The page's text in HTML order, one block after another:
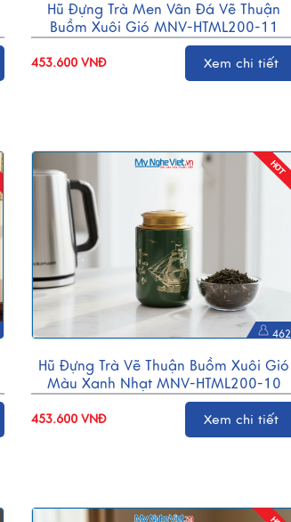
Hũ Đựng Trà Men Vân Đá Vẽ Thuận
Buồm Xuôi Gió MNV-HTML200-11
453.600 VNĐ Xem chi tiết
462
Hũ Đựng Trà Vẽ Thuận Buồm Xuôi Gió
Màu Xanh Nhạt MNV-HTML200-10
453.600 VNĐ Xem chi tiết